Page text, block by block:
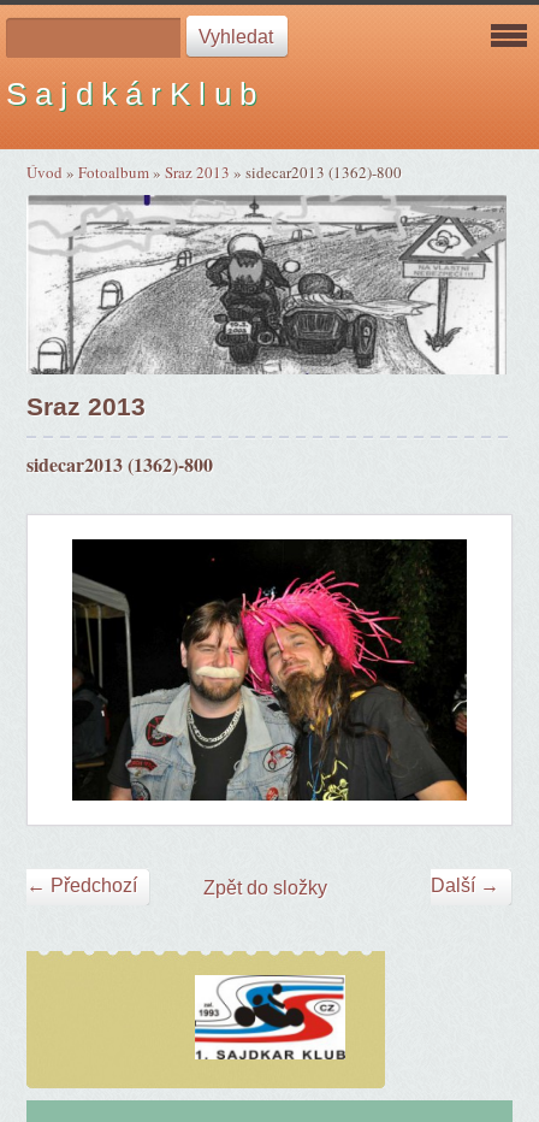
S a j d k á r K l u b
Úvod »Fotoalbum»Sraz 2013 »sidecar2013 (1362)-800
Sraz 2013
sidecar2013 (1362)-800
← Předchozí Další →
Zpět do složky